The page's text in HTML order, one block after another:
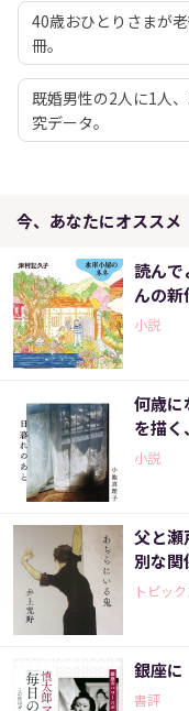
40歳おひとりさまが
冊。
既婚男性の2人に1人
究データ。
今、あなたにオススメ
読んで
んの新
小説
何歳に
を描く
小説
父と瀬
別な関
トピッ
銀座に
書評